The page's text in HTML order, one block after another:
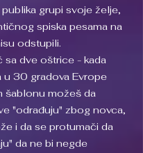
grupi svoje želje,
spiska pesama na
odstupili.
sa dve oštrice - kada
u 30 gradova Evrope
šablonu možeš da
"odrađuju" zbog novca,
i da se protumači da
da ne bi negde